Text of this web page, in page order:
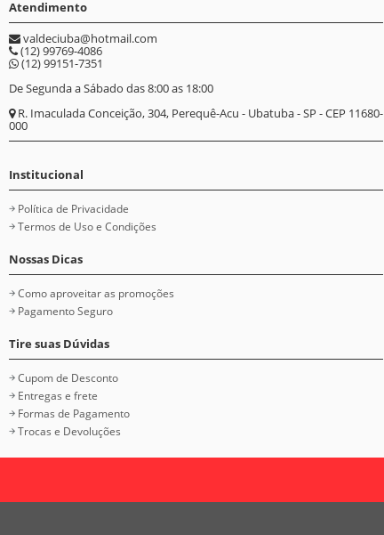
Atendimento
valdeciuba@hotmail.com
(12) 99769-4086
(12) 99151-7351
De Segunda a Sábado das 8:00 as 18:00
R. Imaculada Conceição, 304, Perequê-Acu - Ubatuba - SP - CEP 11680-
000
Institucional
Política de Privacidade
Termos de Uso e Condições
Nossas Dicas
Como aproveitar as promoções
Pagamento Seguro
Tire suas Dúvidas
Cupom de Desconto
Entregas e frete
Formas de Pagamento
Trocas e Devoluções